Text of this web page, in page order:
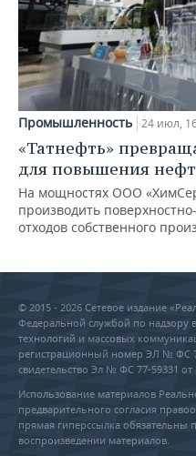
Промышленность 24 июл,
«Татнефть»
для повышения
На мощностях ООО
производить
отходов собственного
© 2015 - 2026 Сетевое издание
Федеральной службой по надзору
технологий и массовых
регистрационный номер ЭЛ № ФС
свидетельство Эл № ФС 77-59331 от
Использование материалов
предварительного согласия
прямая гиперссылка
воспроизведении материалов.